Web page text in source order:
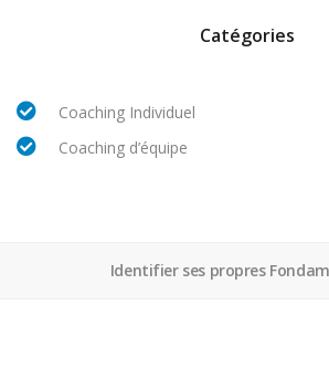
Catégories
Coaching Individuel
Coaching d’équipe
Identifier ses propres